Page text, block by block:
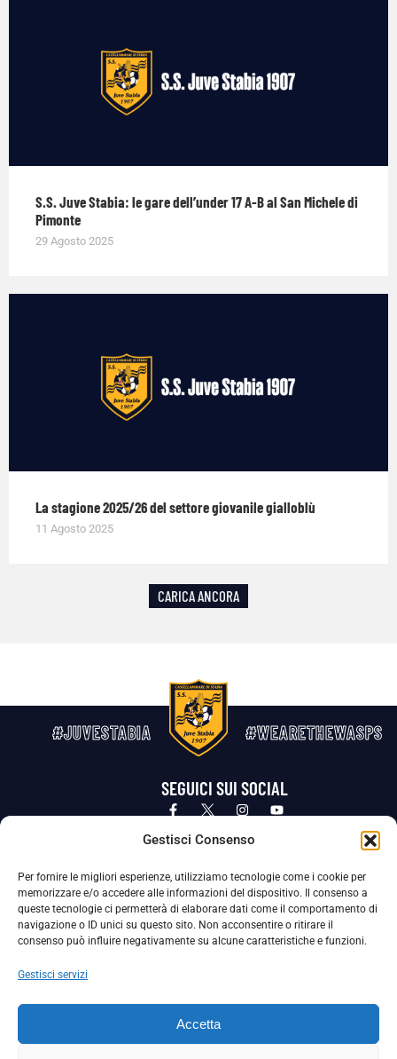
Gestisci Consenso
Per fornire le migliori esperienze, utilizziamo tecnologie come i cookie per
memorizzare e/o accedere alle informazioni del dispositivo. Il consenso a
queste tecnologie ci permetterà di elaborare dati come il comportamento di
navigazione o ID unici su questo sito. Non acconsentire o ritirare il
consenso può influire negativamente su alcune caratteristiche e funzioni.
Gestisci servizi
Accetta
S.S. Juve Stabia: le gare dell’under 17 A-B al San Michele di
Pimonte
29 Agosto 2025
La stagione 2025/26 del settore giovanile gialloblù
11 Agosto 2025
CARICA ANCORA
#JUVESTABIA #WEARETHEWASPS
SEGUICI SUI SOCIAL
Privacy Policy Cookie Policy
La Società ha nominato il Responsabile della Protezione dei Dati Personali (DPO), figura specializzata che vigila sulle modalità
adottate dalla nostra Società per tutelare i Suoi dati personali.
Per contattare il DPO può scrivere a